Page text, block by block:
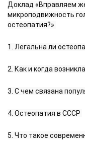
Доклад «Вправляем
микроподвижность
остеопатия?»
1. Легальна ли
2. Как и когда
3. С чем связана
4. Остеопатия в СССР
5. Что такое